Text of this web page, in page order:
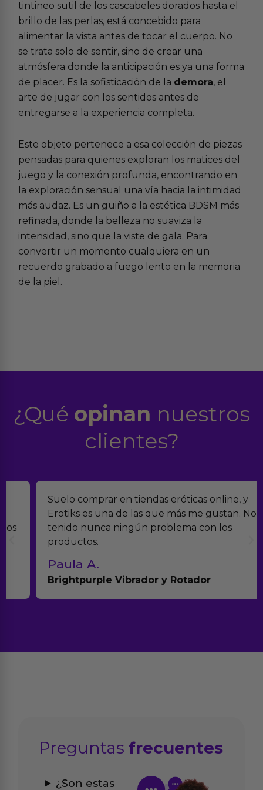
tintineo sutil de los cascabeles dorados hasta el
brillo de las perlas, está concebido para
alimentar la vista antes de tocar el cuerpo. No
se trata solo de sentir, sino de crear una
atmósfera donde la anticipación es ya una forma
de placer. Es la sofisticación de la demora, el
arte de jugar con los sentidos antes de
entregarse a la experiencia completa.
Este objeto pertenece a esa colección de piezas
pensadas para quienes exploran los matices del
juego y la conexión profunda, encontrando en
la exploración sensual
una vía hacia la intimidad
más audaz. Es un guiño a la estética BDSM más
refinada, donde la belleza no suaviza la
intensidad, sino que la viste de gala. Para
convertir un momento cualquiera en un
recuerdo grabado a fuego lento en la memoria
de la piel.
¿Qué opinan nuestros
clientes?
Suelo comprar en tiendas eróticas online, y
Erotiks es una de las que más me gustan. No he
tenido nunca ningún problema con los
productos.
Paula A.
Brightpurple Vibrador y Rotador
Preguntasfrecuentes
¿Son estas